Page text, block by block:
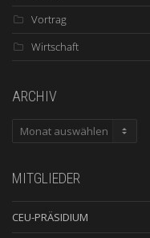
Vortrag
Wirtschaft
ARCHIV
ARCHIV
MITGLIEDER
CEU-PRÄSIDIUM